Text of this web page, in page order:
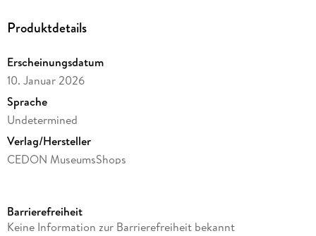
Produktdetails
Erscheinungsdatum
10. Januar 2026
Sprache
Undetermined
Verlag/Hersteller
CEDON MuseumsShops
Gewicht
Barrierefreiheit
Keine Information zur Barrierefreiheit bekannt